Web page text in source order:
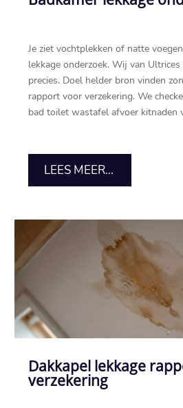
Je ziet vochtplekken of natte
lekkage onderzoek.​ Wij van
precies.​ Doel helder bron vinden
rapport voor verzekering.​ We
bad toilet wastafel afvoer kitnaden
LEES MEER...
Dakkapel lekkage
verzekering